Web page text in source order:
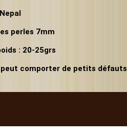
perles 7mm
: 20-25grs
comporter de petits défauts